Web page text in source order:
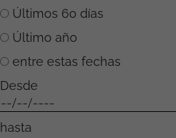
Últimos 60 días
Último año
entre estas fechas
Desde
hasta